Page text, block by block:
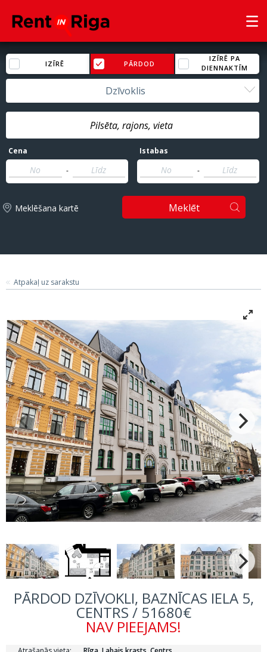
IZĪRĒ PĀRDOD
IZĪRĒ PA
DIENNAKTĪM
Dzīvoklis
Cena
-
Istabas
-
Meklēšana kartē Meklēt
Atpakaļ uz sarakstu
PĀRDOD DZĪVOKLI, BAZNĪCAS IELA 5,
CENTRS / 51680€
NAV PIEEJAMS!